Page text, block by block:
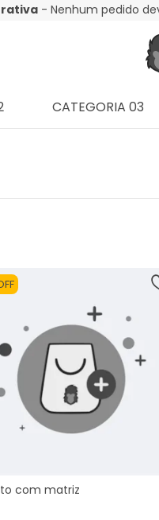
- Nenhum pedido
CATEGORIA 03
com matriz